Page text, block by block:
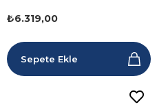
₺6.319,00
Sepete Ekle